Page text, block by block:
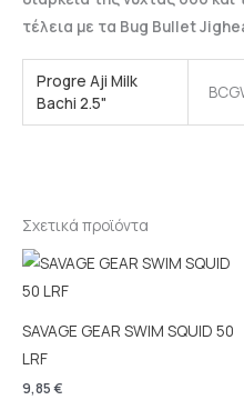
τέλεια με τα Bug Bullet
Progre Aji Milk
Bachi 2.5"
Σχετικά προϊόντα
SAVAGE GEAR SWIM SQUID 50
LRF
9,85€